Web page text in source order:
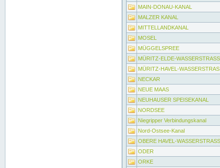
MAIN-DONAU-KANAL
MALZER KANAL
MITTELLANDKANAL
MOSEL
MÜGGELSPREE
MÜRITZ-ELDE-
MÜRITZ-HAVEL-
NECKAR
NEUE MAAS
NEUHAUSER SPEISEKANAL
NORDSEE
Niegripper Verbindungskanal
Nord-Ostsee-Kanal
OBERE HAVEL-
ODER
ORKE